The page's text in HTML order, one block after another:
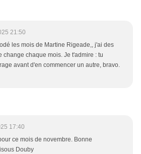
21:50
les mois de Martine Rigeade,, j'ai des
change chaque mois. Je t'admire : tu
avant d'en commencer un autre, bravo.
17:40
ce mois de novembre. Bonne
Douby